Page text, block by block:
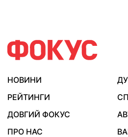
НОВИНИ
РЕЙТИНГИ
ДОВГИЙ ФОКУС
ПРО НАС